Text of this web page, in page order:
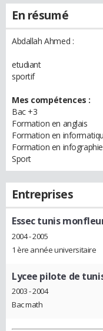
En résumé
Abdallah Ahmed :
etudiant
sportif
Mes compétences :
Bac +3
Formation en anglais
Formation en
Formation en infographie
Sport
Entreprises
Essec tunis
2004 - 2005
1 ère année universitaire
Lycee pilote de
2003 - 2004
Bac math